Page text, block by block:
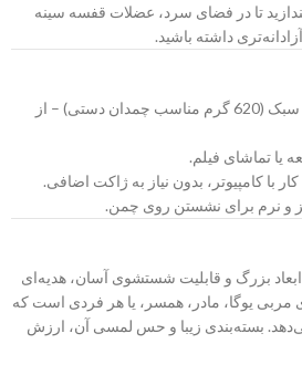
تا در فضای سرد، عضلات قفسه سینه
داشته باشید.
هواپیما و قطار: به عنوان پتوی سبک (620 گرم مناسب چمدان دستی) – از
یا تماشای فیلم.
با کامپیوتر، بدون نیاز به ژاکت اضافی.
و نرم برای نشستن روی چمن.
بزرگ و قابلیت شستشوی آسان، هدیه‌ای
یوگا، مادر، همسر، یا هر فردی است که
بسته‌بندی زیبا و حس لمسی آن، ارزش